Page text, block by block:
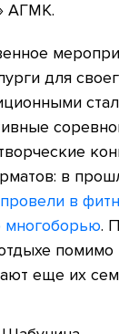
АГМК.
для
в
провели в
многоборью.
помимо
еще их